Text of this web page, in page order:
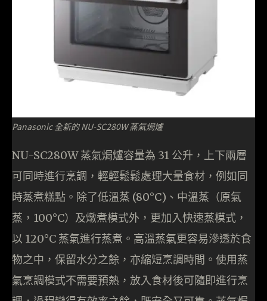
Panasonic 全新的 NU-SC280W 蒸氣焗爐
NU-SC280W 蒸氣焗爐容量為 31 公升，上下兩層
可同時進行烹調，輕輕鬆鬆處理大量食材，例如同
時蒸煮糕點。除了低溫蒸 (80°C)、中溫蒸（原氣
蒸，100°C）及燉煮模式外，更加入快速蒸模式，
以 120°C 蒸氣進行蒸煮。高溫蒸氣更容易滲透於食
物之中，保留水分之餘，亦縮短烹調時間。使用蒸
氣烹調模式不需要預熱，放入食材後可隨即進行烹